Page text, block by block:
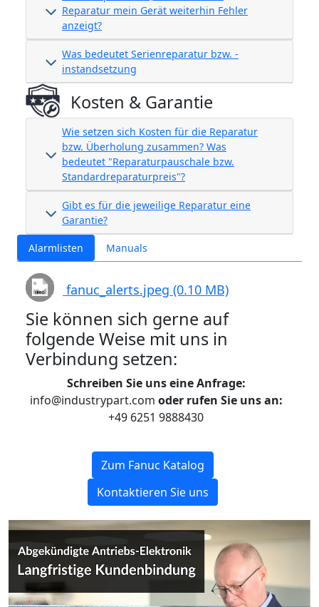
Reparatur mein Gerät weiterhin Fehler
anzeigt?
Was bedeutet Serienreparatur bzw. -
instandsetzung
Kosten & Garantie
Wie setzen sich Kosten für die Reparatur
bzw. Überholung zusammen? Was
bedeutet "Reparaturpauschale bzw.
Standardreparaturpreis"?
Gibt es für die jeweilige Reparatur eine
Garantie?
Alarmlisten Manuals
fanuc_alerts.jpeg (0.10 MB)
Sie können sich gerne auf
folgende Weise mit uns in
Verbindung setzen:
Schreiben Sie uns eine Anfrage:
info@industrypart.com oder rufen Sie uns an:
+49 6251 9888430
Zum Fanuc Katalog
Kontaktieren Sie uns